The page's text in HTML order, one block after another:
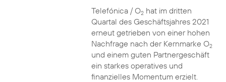
Telefónica / O2hat im dritten
Quartal des Geschäftsjahres 2021
erneut getrieben von einer hohen
Nachfrage nach der Kernmarke O2
und einem guten Partnergeschäft
ein starkes operatives und
finanzielles Momentum erzielt.